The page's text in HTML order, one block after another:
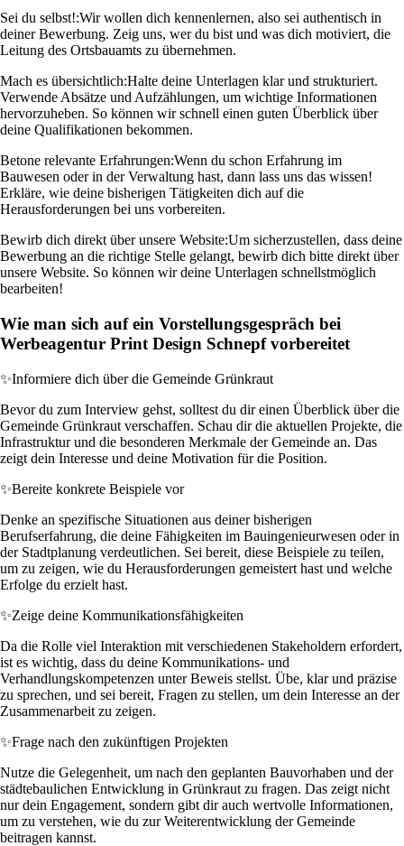
Sei du selbst!:Wir wollen dich kennenlernen, also sei authentisch in
deiner Bewerbung. Zeig uns, wer du bist und was dich motiviert, die
Leitung des Ortsbauamts zu übernehmen.
Mach es übersichtlich:Halte deine Unterlagen klar und strukturiert.
Verwende Absätze und Aufzählungen, um wichtige Informationen
hervorzuheben. So können wir schnell einen guten Überblick über
deine Qualifikationen bekommen.
Betone relevante Erfahrungen:Wenn du schon Erfahrung im
Bauwesen oder in der Verwaltung hast, dann lass uns das wissen!
Erkläre, wie deine bisherigen Tätigkeiten dich auf die
Herausforderungen bei uns vorbereiten.
Bewirb dich direkt über unsere Website:Um sicherzustellen, dass deine
Bewerbung an die richtige Stelle gelangt, bewirb dich bitte direkt über
unsere Website. So können wir deine Unterlagen schnellstmöglich
bearbeiten!
Wie man sich auf ein Vorstellungsgespräch bei
Werbeagentur Print Design Schnepf vorbereitet
✨Informiere dich über die Gemeinde Grünkraut
Bevor du zum Interview gehst, solltest du dir einen Überblick über die
Gemeinde Grünkraut verschaffen. Schau dir die aktuellen Projekte, die
Infrastruktur und die besonderen Merkmale der Gemeinde an. Das
zeigt dein Interesse und deine Motivation für die Position.
✨Bereite konkrete Beispiele vor
Denke an spezifische Situationen aus deiner bisherigen
Berufserfahrung, die deine Fähigkeiten im Bauingenieurwesen oder in
der Stadtplanung verdeutlichen. Sei bereit, diese Beispiele zu teilen,
um zu zeigen, wie du Herausforderungen gemeistert hast und welche
Erfolge du erzielt hast.
✨Zeige deine Kommunikationsfähigkeiten
Da die Rolle viel Interaktion mit verschiedenen Stakeholdern erfordert,
ist es wichtig, dass du deine Kommunikations- und
Verhandlungskompetenzen unter Beweis stellst. Übe, klar und präzise
zu sprechen, und sei bereit, Fragen zu stellen, um dein Interesse an der
Zusammenarbeit zu zeigen.
✨Frage nach den zukünftigen Projekten
Nutze die Gelegenheit, um nach den geplanten Bauvorhaben und der
städtebaulichen Entwicklung in Grünkraut zu fragen. Das zeigt nicht
nur dein Engagement, sondern gibt dir auch wertvolle Informationen,
um zu verstehen, wie du zur Weiterentwicklung der Gemeinde
beitragen kannst.